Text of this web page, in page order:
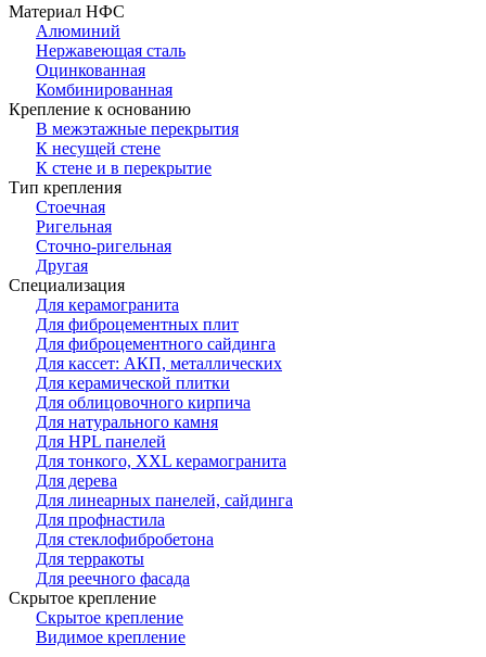
Материал НФС
Алюминий
Нержавеющая сталь
Оцинкованная
Комбинированная
Крепление к основанию
В межэтажные перекрытия
К несущей стене
К стене и в перекрытие
Тип крепления
Стоечная
Ригельная
Сточно-ригельная
Другая
Специализация
Для керамогранита
Для фиброцементных плит
Для фиброцементного сайдинга
Для кассет: АКП, металлических
Для керамической плитки
Для облицовочного кирпича
Для натурального камня
Для HPL панелей
Для тонкого, XXL керамогранита
Для дерева
Для линеарных панелей, сайдинга
Для профнастила
Для стеклофибробетона
Для терракоты
Для реечного фасада
Скрытое крепление
Скрытое крепление
Видимое крепление